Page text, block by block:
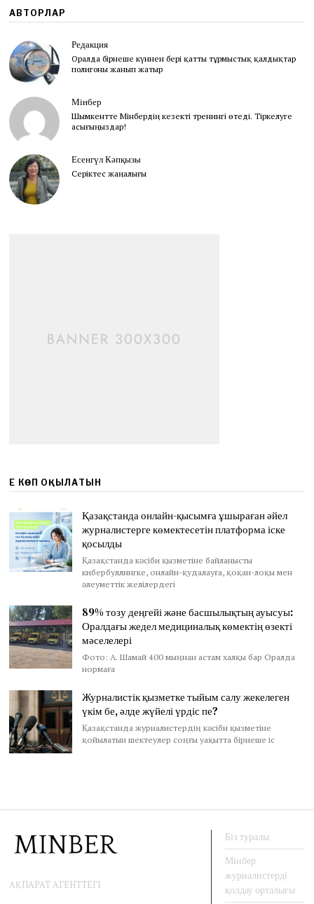
АВТОРЛАР
Редакция
Оралда бірнеше күннен бері қатты тұрмыстық қалдықтар
полигоны жанып жатыр
Мінбер
Шымкентте Мінбердің кезекті тренингі өтеді. Тіркелуге
асығыңыздар!
Есенгүл Кәпқызы
Серіктес жаңалығы
ЕҢ КӨП ОҚЫЛАТЫН
Қазақстанда онлайн-қысымға ұшыраған әйел
журналистерге көмектесетін платформа іске
қосылды
Қазақстанда кәсіби қызметіне байланысты
кибербуллингке, онлайн-қудалауға, қоқан-лоқы мен
әлеуметтік желілердегі
89% тозу деңгейі және басшылықтың ауысуы:
Оралдағы жедел медициналық көмектің өзекті
мәселелері
Фото: А. Шамай 400 мыңнан астам халқы бар Оралда
нормаға
Журналистік қызметке тыйым салу жекелеген
үкім бе, әлде жүйелі үрдіс пе?
Қазақстанда журналистердің кәсіби қызметіне
қойылатын шектеулер соңғы уақытта бірнеше іс
АҚПАРАТ АГЕНТТЕГІ
Біз туралы
Мінбер
журналистерді
қолдау орталығы